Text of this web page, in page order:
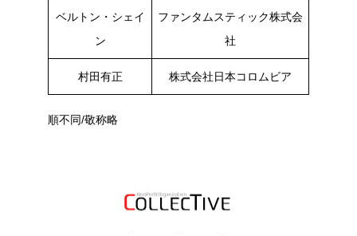
ベルトン・シェイ
ン
ファンタムスティック株式会
社
村田有正 株式会社日本コロムビア
順不同/敬称略